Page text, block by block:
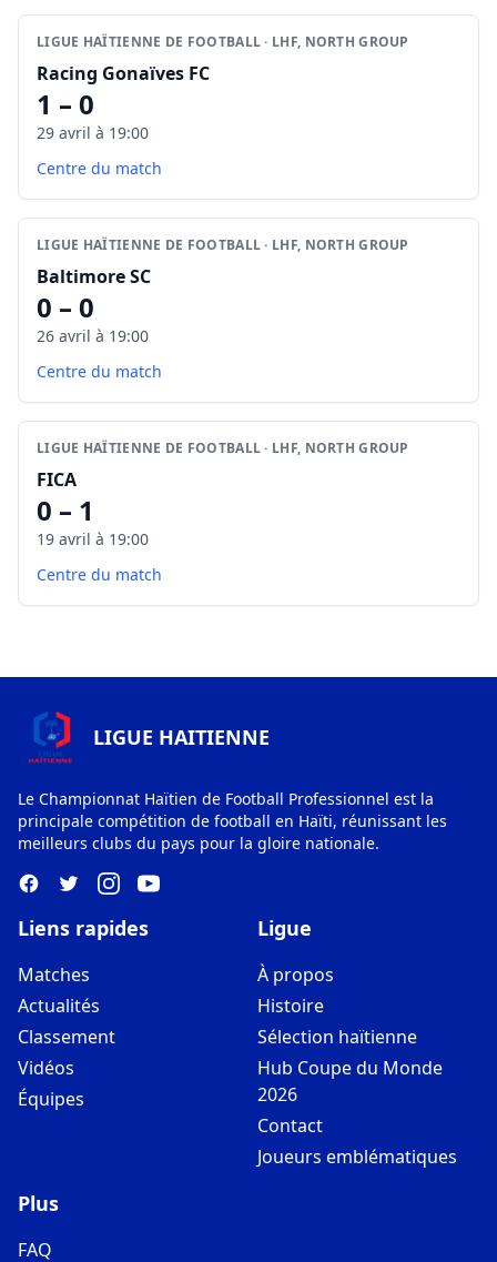
LIGUE HAÏTIENNE DE FOOTBALL · LHF, NORTH GROUP
Racing Gonaïves FC
1 – 0
29 avril à 19:00
Centre du match
LIGUE HAÏTIENNE DE FOOTBALL · LHF, NORTH GROUP
Baltimore SC
0 – 0
26 avril à 19:00
Centre du match
LIGUE HAÏTIENNE DE FOOTBALL · LHF, NORTH GROUP
FICA
0 – 1
19 avril à 19:00
Centre du match
LIGUE HAITIENNE
Le Championnat Haïtien de Football Professionnel est la
principale compétition de football en Haïti, réunissant les
meilleurs clubs du pays pour la gloire nationale.
Liens rapides
Matches
Actualités
Classement
Vidéos
Équipes
Ligue
À propos
Histoire
Sélection haïtienne
Hub Coupe du Monde
2026
Contact
Joueurs emblématiques
Plus
FAQ